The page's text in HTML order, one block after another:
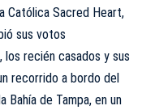
Católica Sacred Heart,
sus votos
los recién casados y sus
recorrido a bordo del
Bahía de Tampa, en un